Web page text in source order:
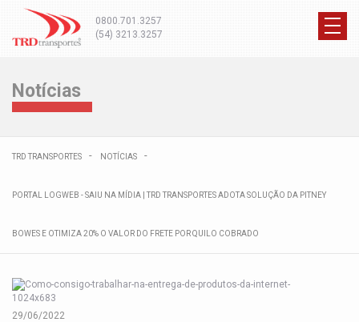
0800.701.3257
(54) 3213.3257
Notícias
TRD TRANSPORTES NOTÍCIAS
PORTAL LOGWEB - SAIU NA MÍDIA | TRD TRANSPORTES ADOTA SOLUÇÃO DA PITNEY
BOWES E OTIMIZA 20% O VALOR DO FRETE POR QUILO COBRADO
29/06/2022